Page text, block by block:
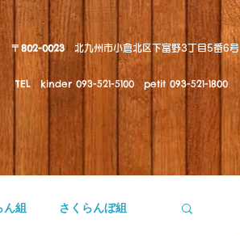
〒802-0023 北九州市小倉北区下富野3丁目5番6号
TEL kinder 093-521-5100 petit 093-521-1800
ん組 さくらんぼ組